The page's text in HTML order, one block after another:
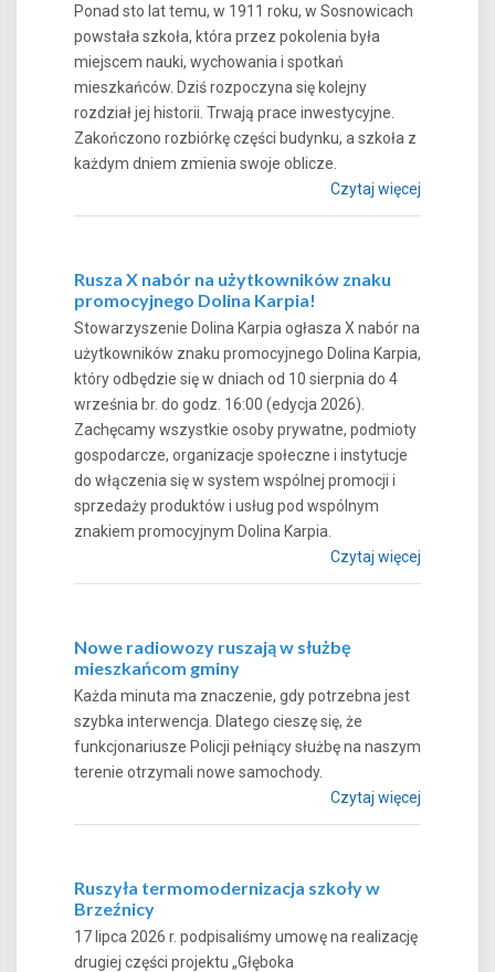
Ponad sto lat temu, w 1911 roku, w Sosnowicach
powstała szkoła, która przez pokolenia była
miejscem nauki, wychowania i spotkań
mieszkańców. Dziś rozpoczyna się kolejny
rozdział jej historii. Trwają prace inwestycyjne.
Zakończono rozbiórkę części budynku, a szkoła z
każdym dniem zmienia swoje oblicze.
Czytaj więcej
Rusza X nabór na użytkowników znaku
promocyjnego Dolina Karpia!
Stowarzyszenie Dolina Karpia ogłasza X nabór na
użytkowników znaku promocyjnego Dolina Karpia,
który odbędzie się w dniach od 10 sierpnia do 4
września br. do godz. 16:00 (edycja 2026).
Zachęcamy wszystkie osoby prywatne, podmioty
gospodarcze, organizacje społeczne i instytucje
do włączenia się w system wspólnej promocji i
sprzedaży produktów i usług pod wspólnym
znakiem promocyjnym Dolina Karpia.
Czytaj więcej
Nowe radiowozy ruszają w służbę
mieszkańcom gminy
Każda minuta ma znaczenie, gdy potrzebna jest
szybka interwencja. Dlatego cieszę się, że
funkcjonariusze Policji pełniący służbę na naszym
terenie otrzymali nowe samochody.
Czytaj więcej
Ruszyła termomodernizacja szkoły w
Brzeźnicy
17 lipca 2026 r. podpisaliśmy umowę na realizację
drugiej części projektu „Głęboka